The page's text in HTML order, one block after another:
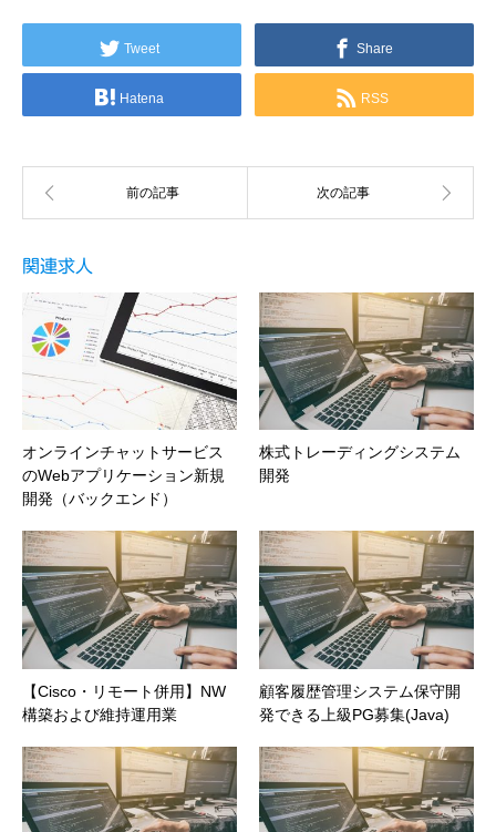
Tweet Share
Hatena RSS
関連求人
オンラインチャットサービス
のWebアプリケーション新規
開発（バックエンド）
株式トレーディングシステム
開発
【Cisco・リモート併用】NW
構築および維持運用業
顧客履歴管理システム保守開
発できる上級PG募集(Java)